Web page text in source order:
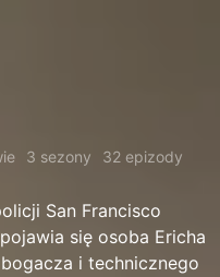
3 sezony 32 epizody
San Francisco
się osoba Ericha
i technicznego